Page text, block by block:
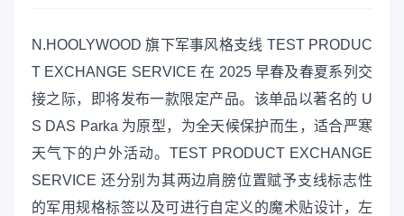
N.HOOLYWOOD 旗下军事风格支线 TEST PRODUC
T EXCHANGE SERVICE 在 2025 早春及春夏系列交
接之际，即将发布一款限定产品。该单品以著名的 U
S DAS Parka 为原型，为全天候保护而生，适合严寒
天气下的户外活动。TEST PRODUCT EXCHANGE
SERVICE 还分别为其两边肩膀位置赋予支线标志性
的军用规格标签以及可进行自定义的魔术贴设计，左